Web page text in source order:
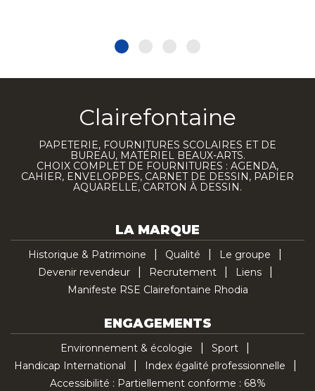
Clairefontaine
PAPETERIE, FOURNITURES SCOLAIRES ET DE
BUREAU, MATÉRIEL BEAUX-ARTS.
CHOIX COMPLET DE FOURNITURES : AGENDA,
CAHIER, ENVELOPPES, CARNET DE DESSIN, PAPIER
AQUARELLE, CARTON À DESSIN.
LA MARQUE
Historique & Patrimoine Qualité
Le groupe
Devenir revendeur
Recrutement
Liens
Manifeste RSE Clairefontaine Rhodia
ENGAGEMENTS
Environnement & écologie
Sport
Handicap International
Index égalité professionnelle
Accessibilité : Partiellement conforme : 68%